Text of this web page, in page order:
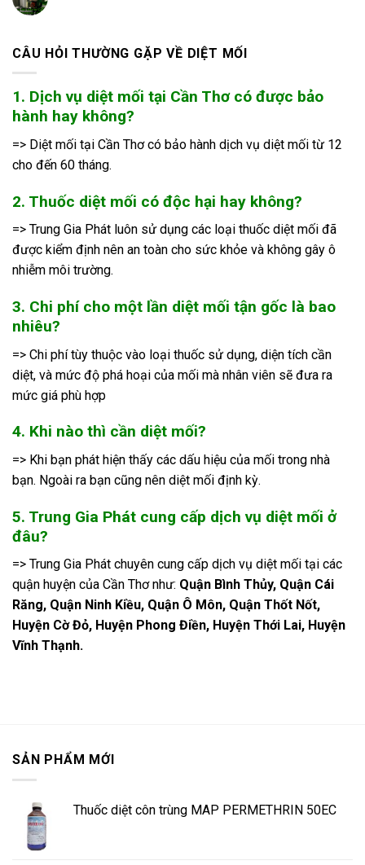
CÂU HỎI THƯỜNG GẶP VỀ DIỆT MỐI
1. Dịch vụ diệt mối tại Cần Thơ có được bảo
hành hay không?
=> Diệt mối tại Cần Thơ có bảo hành dịch vụ diệt mối từ 12
cho đến 60 tháng.
2. Thuốc diệt mối có độc hại hay không?
=> Trung Gia Phát luôn sử dụng các loại thuốc diệt mối đã
được kiểm định nên an toàn cho sức khỏe và không gây ô
nhiễm môi trường.
3. Chi phí cho một lần diệt mối tận gốc là bao
nhiêu?
=> Chi phí tùy thuộc vào loại thuốc sử dụng, diện tích cần
diệt, và mức độ phá hoại của mối mà nhân viên sẽ đưa ra
mức giá phù hợp
4. Khi nào thì cần diệt mối?
=> Khi bạn phát hiện thấy các dấu hiệu của mối trong nhà
bạn. Ngoài ra bạn cũng nên diệt mối định kỳ.
5. Trung Gia Phát cung cấp dịch vụ diệt mối ở
đâu?
=> Trung Gia Phát chuyên cung cấp dịch vụ diệt mối tại các
quận huyện của Cần Thơ như: Quận Bình Thủy, Quận Cái
Răng, Quận Ninh Kiều, Quận Ô Môn, Quận Thốt Nốt,
Huyện Cờ Đỏ, Huyện Phong Điền, Huyện Thới Lai, Huyện
Vĩnh Thạnh.
SẢN PHẨM MỚI
Thuốc diệt côn trùng MAP PERMETHRIN 50EC